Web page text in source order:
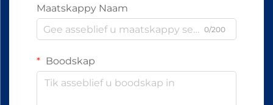
Maatskappy Naam
0/200
Boodskap